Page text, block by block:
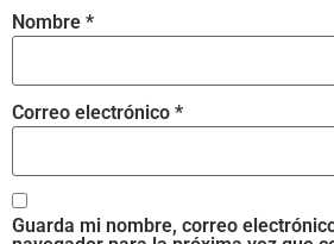
Nombre *
Correo electrónico *
Guarda mi nombre, correo